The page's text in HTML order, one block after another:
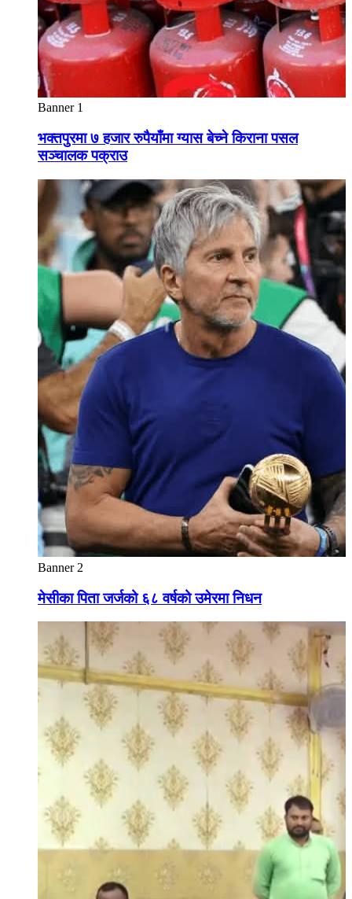
Banner 1
भक्तपुरमा ७ हजार रुपैयाँमा ग्यास बेच्ने किराना पसल
सञ्चालक पक्राउ
Banner 2
मेसीका पिता जर्जको ६८ वर्षको उमेरमा निधन